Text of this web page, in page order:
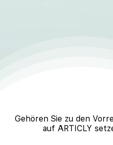
Gehören Sie zu den
auf ARTICLY